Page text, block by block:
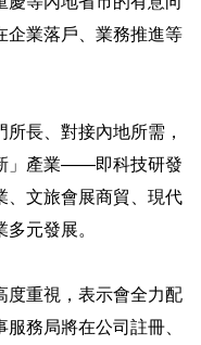
企業落戶、業務推進等
長、對接內地所需，
」產業——即科技研發
、文旅會展商貿、現代
元發展。
度重視，表示會全力配
務局將在公司註冊、